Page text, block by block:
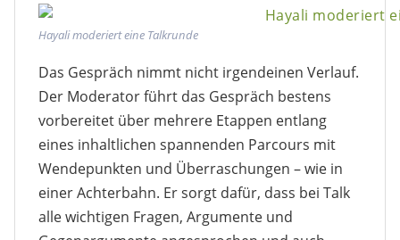
Hayali moderiert eine Talkrunde
Das Gespräch nimmt nicht irgendeinen Verlauf.
Der Moderator führt das Gespräch bestens
vorbereitet über mehrere Etappen entlang
eines inhaltlichen spannenden Parcours mit
Wendepunkten und Überraschungen – wie in
einer Achterbahn. Er sorgt dafür, dass bei Talk
alle wichtigen Fragen, Argumente und